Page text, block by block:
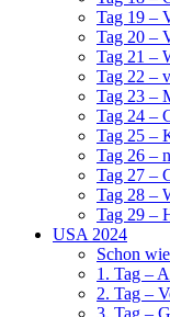
Tag 19 –
Tag 20 –
Tag 21 –
Tag 22 –
Tag 23 –
Tag 24 –
Tag 25 –
Tag 26 –
Tag 27 –
Tag 28 –
Tag 29 –
USA 2024
Schon
1. Tag –
2. Tag –
3. Tag –